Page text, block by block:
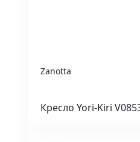
Zanotta
Кресло Yori-Kiri